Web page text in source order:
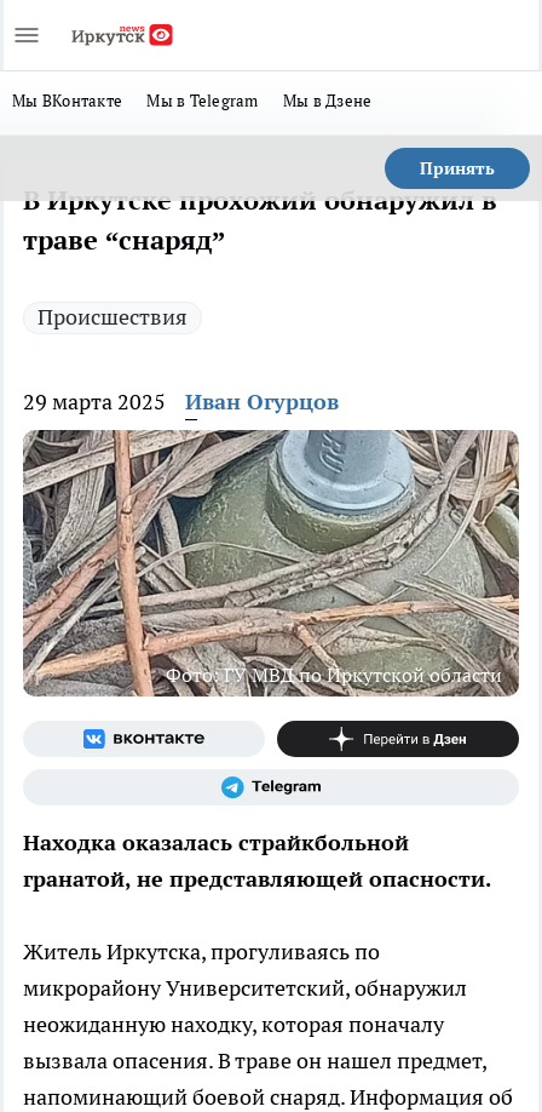
Мы ВКонтакте Мы в Telegram Мы в Дзене
Принять
В Иркутске прохожий обнаружил в
траве “снаряд”
Происшествия
29 марта 2025 Иван Огурцов
Фото: ГУ МВД по Иркутской области
Находка оказалась страйкбольной
гранатой, не представляющей опасности.
Житель Иркутска, прогуливаясь по
микрорайону Университетский, обнаружил
неожиданную находку, которая поначалу
вызвала опасения. В траве он нашел предмет,
напоминающий боевой снаряд. Информация об